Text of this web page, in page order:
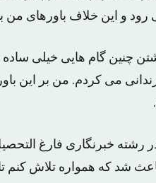
و این خلاف باورهای من
چنین گام هایی خیلی ساده
می کردم. من بر این
رشته خبرنگاری فارغ
شد که همواره تلاش کنم